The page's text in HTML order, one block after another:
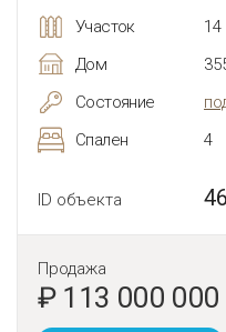
Участок
14
Дом
Состояние
Спален
4
ID объекта
Продажа
₽ 113 000 000